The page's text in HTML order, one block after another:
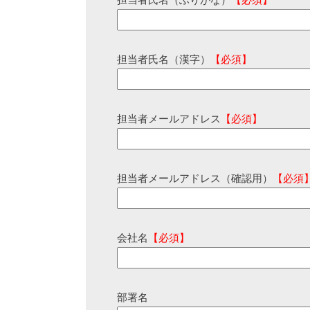
担当者氏名（漢字） 【必須】
担当者メールアドレス 【必須】
担当者メールアドレス（確認用） 【必須
会社名 【必須】
部署名